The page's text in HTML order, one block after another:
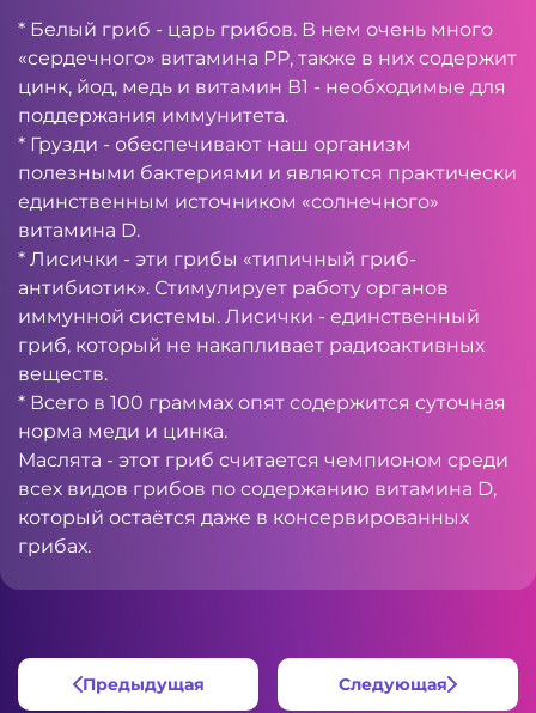
* Белый гриб - царь грибов. В нем очень много
«сердечного» витамина РР, также в них содержит
цинк, йод, медь и витамин В1 - необходимые для
поддержания иммунитета.
* Грузди - обеспечивают наш организм
полезными бактериями и являются практически
единственным источником «солнечного»
витамина D.
* Лисички - эти грибы «типичный гриб-
антибиотик». Стимулирует работу органов
иммунной системы. Лисички - единственный
гриб, который не накапливает радиоактивных
веществ.
* Всего в 100 граммах опят содержится суточная
норма меди и цинка.
Маслята - этот гриб считается чемпионом среди
всех видов грибов по содержанию витамина D,
который остаётся даже в консервированных
грибах.
Предыдущая Следующая